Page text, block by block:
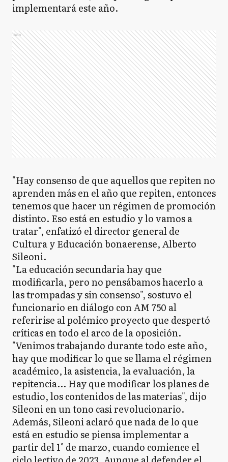
implementará este año.
Ads
"Hay consenso de que aquellos que repiten no
aprenden más en el año que repiten, entonces
tenemos que hacer un régimen de promoción
distinto. Eso está en estudio y lo vamos a
tratar", enfatizó el director general de
Cultura y Educación bonaerense, Alberto
Sileoni.
"La educación secundaria hay que
modificarla, pero no pensábamos hacerlo a
las trompadas y sin consenso", sostuvo el
funcionario en diálogo con AM 750 al
referirise al polémico proyecto que despertó
críticas en todo el arco de la oposición.
"Venimos trabajando durante todo este año,
hay que modificar lo que se llama el régimen
académico, la asistencia, la evaluación, la
repitencia... Hay que modificar los planes de
estudio, los contenidos de las materias", dijo
Sileoni en un tono casi revolucionario.
Además, Sileoni aclaró que nada de lo que
está en estudio se piensa implementar a
partir del 1° de marzo, cuando comience el